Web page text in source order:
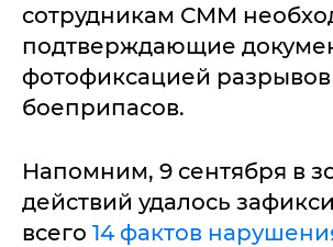
сотрудникам СММ
подтверждающие
фотофиксацией разрывов
боеприпасов.
Напомним, 9 сентября в
действий удалось
всего 14 фактов